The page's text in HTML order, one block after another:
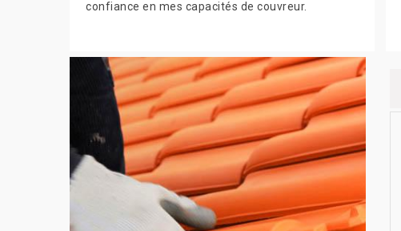
confiance en mes capacités de couvreur.